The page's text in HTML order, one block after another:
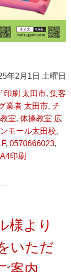
年2月1日 土曜日
印刷 太田市, 集客
業者 太田市, チ
室, 体操教室 広
モール太田校,
, 0570666023,
A4印刷
様より
いただ